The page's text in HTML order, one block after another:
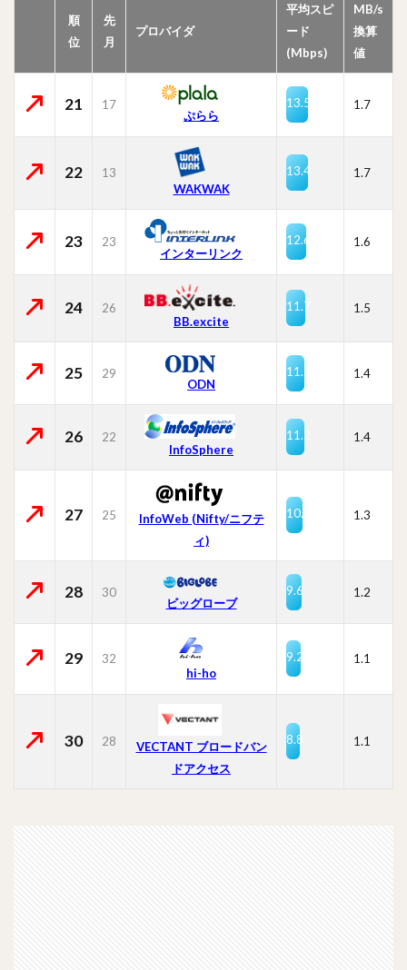
順
位
先
月
プロバイダ
平均スピ
ード
(Mbps)
MB/s
換算
値
21 17
ぷらら
13.5 1.7
22
13
WAKWAK
13.4 1.7
23
23
インターリンク
12.6 1.6
24
26
BB.excite
11.7 1.5
25 29
ODN
11.5 1.4
26
22
InfoSphere
11.2 1.4
27 25
InfoWeb (Nifty/ニフテ
ィ)
10.2 1.3
28 30
ビッグローブ
9.6 1.2
29
32
hi-ho
9.2 1.1
30 28
VECTANT ブロードバン
ドアクセス
8.8 1.1